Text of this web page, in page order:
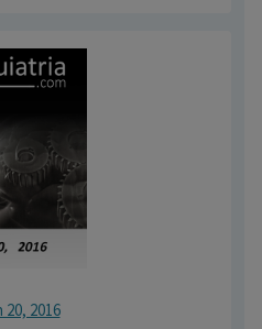
20, 2016